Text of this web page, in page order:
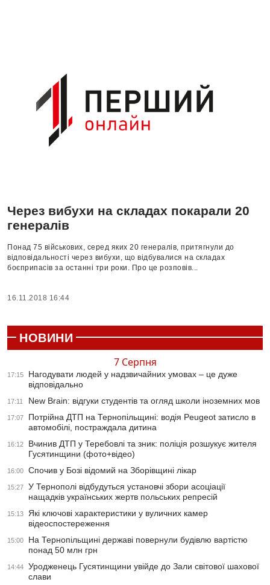
Через вибухи на складах покарали 20
генералів
Понад 75 військових, серед яких 20 генералів, притягнули до
відповідальності через вибухи, що відбувалися на складах
боєприпасів за останні три роки. Про це розповів...
16.11.2018 16:44
НОВИНИ
7 Серпня
17:15
Нагодувати людей у надзвичайних умовах – це дуже
відповідально
17:11 New Brain: відгуки студентів та огляд школи іноземних мов
17:07
Потрійна ДТП на Тернопільщині: водія Peugeot затисло в
автомобілі, постраждала дитина
16:12
Вчинив ДТП у Теребовлі та зник: поліція розшукує жителя
Гусятинщини (фото+відео)
16:00 Спочив у Бозі відомий на Зборівщині лікар
15:27
У Тернополі відбудуться установчі збори асоціації
нащадків українських жертв польських репресій
15:13
Які ключові характеристики у вуличних камер
відеоспостереження
15:00
На Тернопільщині державі повернули будівлю вартістю
понад 50 млн грн
14:44
Уродженець Гусятинщини увійде до Зали світової шахової
слави